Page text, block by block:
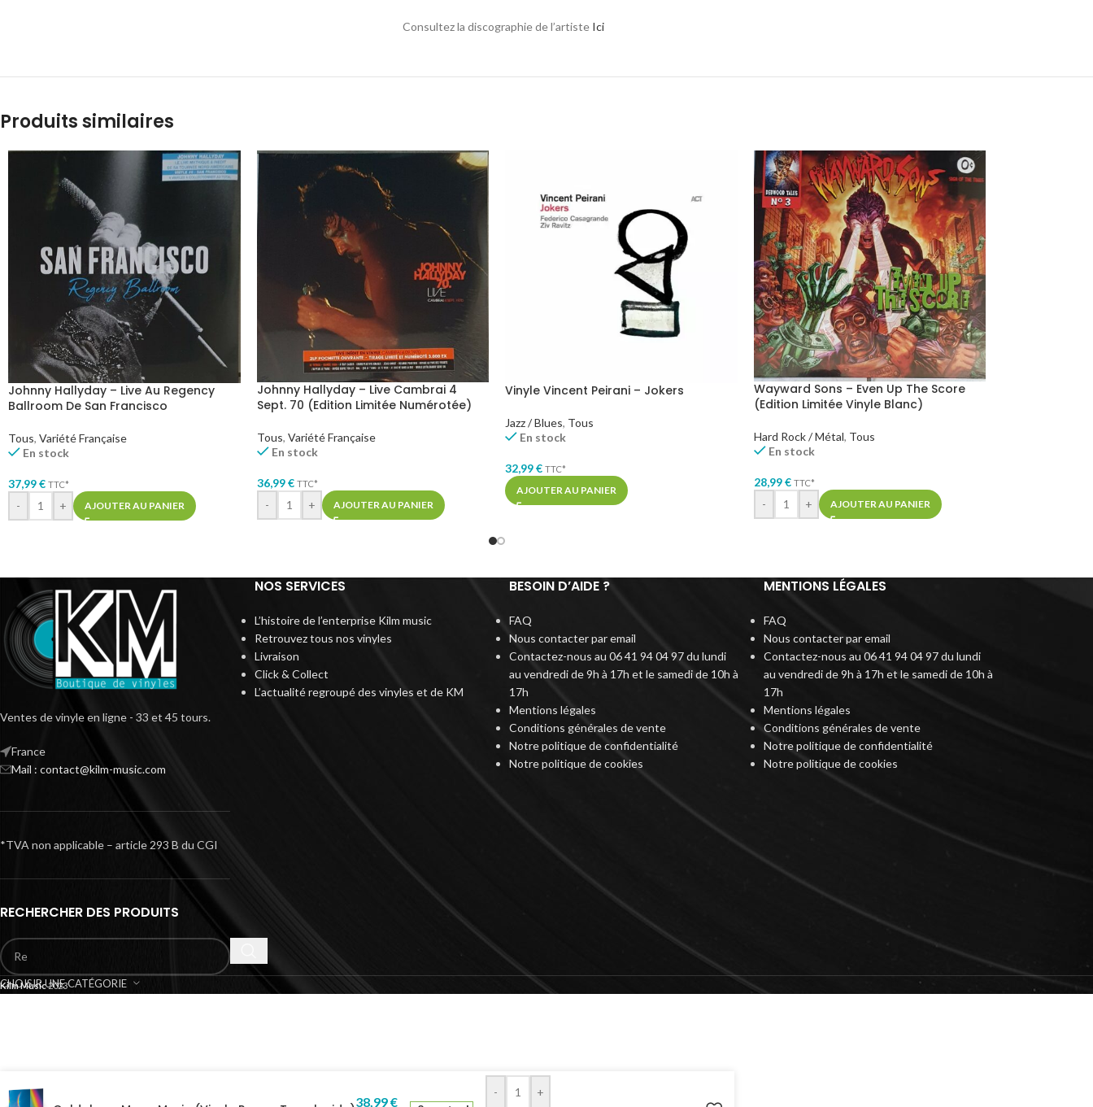
Consultez la discographie de l’artiste Ici
Produits similaires
Johnny Hallyday – Live Au Regency
Ballroom De San Francisco
Tous, Variété Française
En stock
37,99€ TTC*
- + AJOUTER AU PANIER
Johnny Hallyday – Live Cambrai 4
Sept. 70 (Edition Limitée Numérotée)
Tous, Variété Française
En stock
36,99€ TTC*
- + AJOUTER AU PANIER
Vinyle Vincent Peirani – Jokers
Jazz / Blues, Tous
En stock
32,99€ TTC*
AJOUTER AU PANIER
Wayward Sons – Even Up The Score
(Edition Limitée Vinyle Blanc)
Hard Rock / Métal, Tous
En stock
28,99€ TTC*
- + AJOUTER AU PANIER
Ventes de vinyle en ligne - 33 et 45 tours.
France
Mail : contact@kilm-music.com
*TVA non applicable – article 293 B du CGI
RECHERCHER DES PRODUITS
CHOISIR UNE CATÉGORIE
NOS SERVICES
L’histoire de l’enterprise Kilm music
Retrouvez tous nos vinyles
Livraison
Click & Collect
L’actualité regroupé des vinyles et de KM
BESOIN D’AIDE ?
FAQ
Nous contacter par email
Contactez-nous au 06 41 94 04 97 du lundi
au vendredi de 9h à 17h et le samedi de 10h à
17h
Mentions légales
Conditions générales de vente
Notre politique de confidentialité
Notre politique de cookies
MENTIONS LÉGALES
FAQ
Nous contacter par email
Contactez-nous au 06 41 94 04 97 du lundi
au vendredi de 9h à 17h et le samedi de 10h à
17h
Mentions légales
Conditions générales de vente
Notre politique de confidentialité
Notre politique de cookies
Kilm Music2023
38,99€
- +